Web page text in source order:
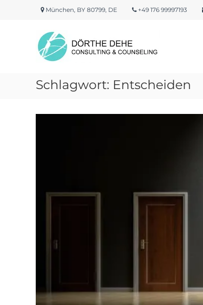
München, BY 80799, DE +49 176 99997193
Dörthe
Dehe
Consulting
Counseling
Schlagwort: Entscheiden